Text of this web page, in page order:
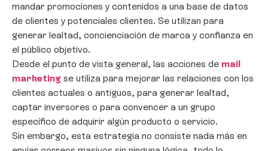
mandar promociones y contenidos a una base de datos
de clientes y potenciales clientes. Se utilizan para
generar lealtad, concienciación de marca y confianza en
el público objetivo.
Desde el punto de vista general, las acciones de mail
marketing se utiliza para mejorar las relaciones con los
clientes actuales o antiguos, para generar lealtad,
captar inversores o para convencer a un grupo
específico de adquirir algún producto o servicio.
Sin embargo, esta estrategia no consiste nada más en